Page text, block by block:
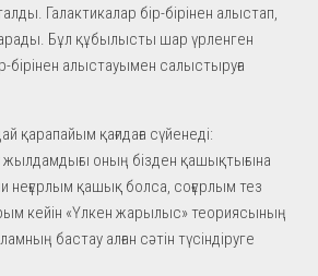
Галактикалар бір-бірінен алыстап,
Бұл құбылысты шар үрленген
бірінен алыстауымен салыстыруға
қағидаға сүйенеді:
жылдамдығы оның бізден қашықтығына
неғұрлым қашық болса, соғұрлым тез
кейін «Үлкен жарылыс» теориясының
бастау алған сәтін түсіндіруге